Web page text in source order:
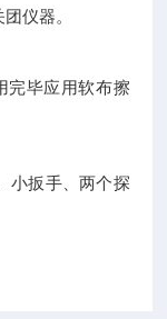
仪器。
完毕应用软布擦
小扳手、两个探